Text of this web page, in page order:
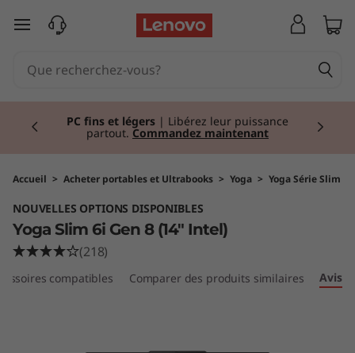
Y
m
6
passer au contenu principal
PC fins et légers | Libérez leur puissance
partout. Commandez maintenant
Accueil > Acheter portables et Ultrabooks > Yoga > Yoga Série Slim
NOUVELLES OPTIONS DISPONIBLES
Yoga Slim 6i Gen 8 (14" Intel)
(218)
compatibles Comparer des produits similaires Avis